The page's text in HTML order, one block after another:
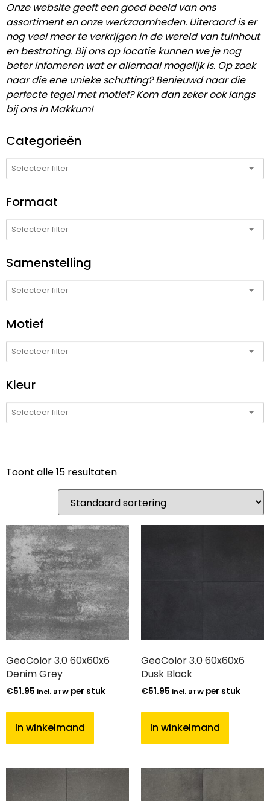
Onze website geeft een goed beeld van ons
assortiment en onze werkzaamheden. Uiteraard is er
nog veel meer te verkrijgen in de wereld van tuinhout
en bestrating. Bij ons op locatie kunnen we je nog
beter infomeren wat er allemaal mogelijk is. Op zoek
naar die ene unieke schutting? Benieuwd naar die
perfecte tegel met motief? Kom dan zeker ook langs
bij ons in Makkum!
Categorieën
Formaat
Samenstelling
Motief
Kleur
Toont alle 15 resultaten
GeoColor 3.0 60x60x6
Denim Grey
€51.95 incl. BTW per stuk
In winkelmand
GeoColor 3.0 60x60x6
Dusk Black
€51.95 incl. BTW per stuk
In winkelmand